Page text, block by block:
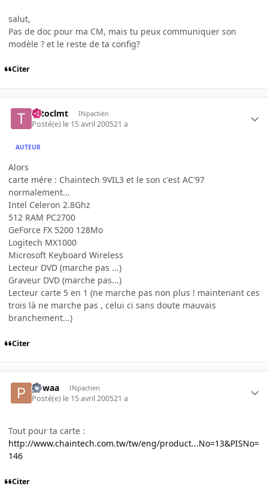
salut,
Pas de doc pour ma CM, mais tu peux communiquer son
modèle ? et le reste de ta config?
Citer
totoclmt INpactien
Posté(e) le 15 avril 200521 a
AUTEUR
Alors
carte mére : Chaintech 9VIL3 et le son c'est AC'97
normalement...
Intel Celeron 2.8Ghz
512 RAM PC2700
GeForce FX 5200 128Mo
Logitech MX1000
Microsoft Keyboard Wireless
Lecteur DVD (marche pas ...)
Graveur DVD (marche pas...)
Lecteur carte 5 en 1 (ne marche pas non plus ! maintenant ces
trois là ne marche pas , celui ci sans doute mauvais
branchement...)
Citer
powaa INpactien
Posté(e) le 15 avril 200521 a
Tout pour ta carte :
http://www.chaintech.com.tw/tw/eng/product...No=13&PISNo=
146
Citer